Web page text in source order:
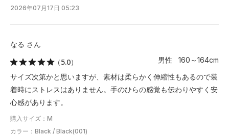
2026年07月17日 05:23
なる さん
（5.0）
男性 160～164cm
サイズ次第かと思いますが、素材は柔らかく伸縮性もあるので装
着時にストレスはありません。手のひらの感覚も伝わりやすく安
心感があります。
購入サイズ：M
カラー：Black / Black(001)